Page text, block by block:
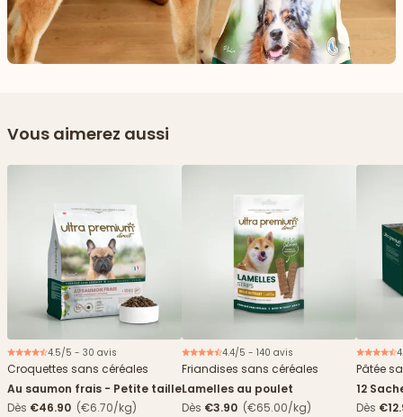
Vous aimerez aussi
4.5/5 - 30 avis
Croquettes sans céréales
Au saumon frais - Petite taille
Dès €46.90 (€6.70/kg)
4.4/5 - 140 avis
Friandises sans céréales
Lamelles au poulet
Dès €3.90 (€65.00/kg)
Pâtée
12
Dès